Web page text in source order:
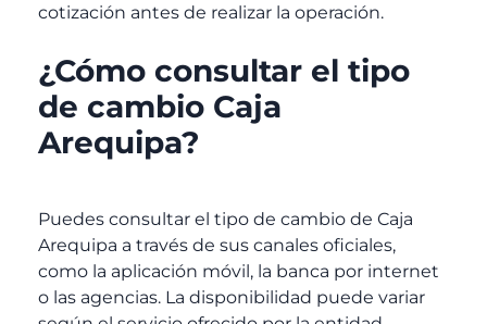
cotización antes de realizar la operación.
¿Cómo consultar el tipo
de cambio Caja
Arequipa?
Puedes consultar el tipo de cambio de Caja
Arequipa a través de sus canales oficiales,
como la aplicación móvil, la banca por internet
o las agencias. La disponibilidad puede variar